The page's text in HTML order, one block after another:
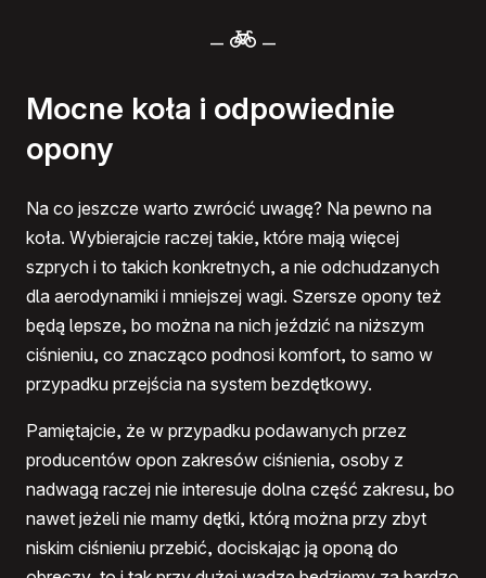
– –
Mocne koła i odpowiednie
opony
Na co jeszcze warto zwrócić uwagę? Na pewno na
koła. Wybierajcie raczej takie, które mają więcej
szprych i to takich konkretnych, a nie odchudzanych
dla aerodynamiki i mniejszej wagi. Szersze opony też
będą lepsze, bo można na nich jeździć na niższym
ciśnieniu, co znacząco podnosi komfort, to samo w
przypadku przejścia na system bezdętkowy.
Pamiętajcie, że w przypadku podawanych przez
producentów opon zakresów ciśnienia, osoby z
nadwagą raczej nie interesuje dolna część zakresu, bo
nawet jeżeli nie mamy dętki, którą można przy zbyt
niskim ciśnieniu przebić, dociskając ją oponą do